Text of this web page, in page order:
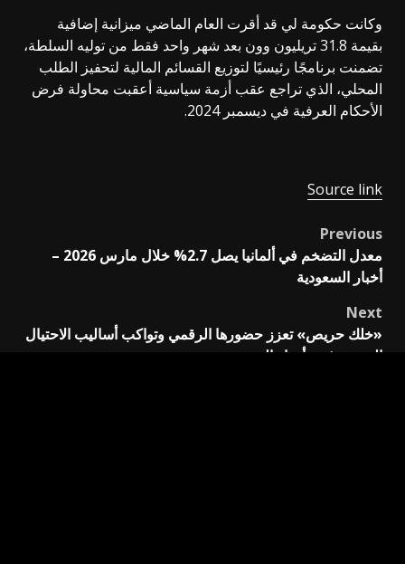
وكانت حكومة لي قد أقرت العام الماضي ميزانية إضافية
بقيمة 31.8 تريليون وون بعد شهر واحد فقط من توليه السلطة،
تضمنت برنامجًا رئيسيًا لتوزيع القسائم المالية لتحفيز الطلب
المحلي، الذي تراجع عقب أزمة سياسية أعقبت محاولة فرض
الأحكام العرفية في ديسمبر 2024.
Source link
Post
navigation
Previous
معدل التضخم في ألمانيا يصل 2.7% خلال مارس 2026 –
أخبار السعودية
Next
«خلك حريص» تعزز حضورها الرقمي وتواكب أساليب الاحتيال
المستحدثة – أخبار السعودية